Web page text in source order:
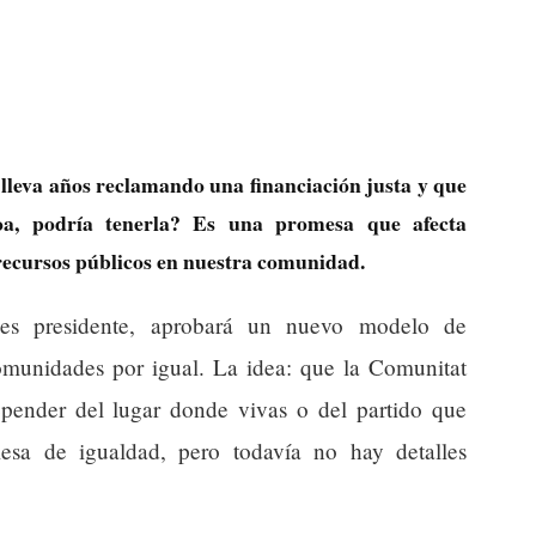
años reclamando una financiación justa y que
podría tenerla? Es una promesa que afecta
públicos en nuestra comunidad.
presidente, aprobará un nuevo modelo de
por igual. La idea: que la Comunitat
del lugar donde vivas o del partido que
de igualdad, pero todavía no hay detalles